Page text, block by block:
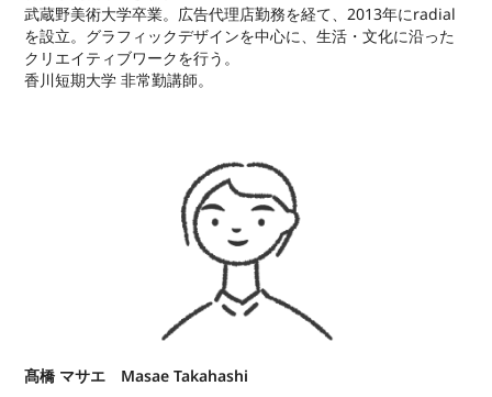
武蔵野美術大学卒業。広告代理店勤務を経て、2013年にradial
を設立。グラフィックデザインを中心に、生活・文化に沿った
クリエイティブワークを行う。
香川短期大学 非常勤講師。
髙橋 マサエ Masae Takahashi